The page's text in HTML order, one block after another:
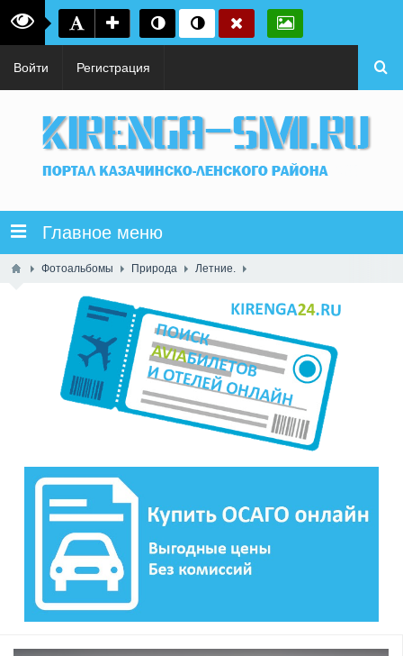
Войти Регистрация
Главное меню
Фотоальбомы Природа Летние.